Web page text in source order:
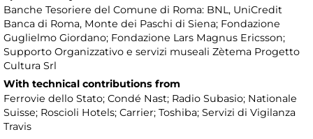
Banche Tesoriere del Comune di Roma: BNL, UniCredit
Banca di Roma, Monte dei Paschi di Siena; Fondazione
Guglielmo Giordano; Fondazione Lars Magnus Ericsson;
Supporto Organizzativo e servizi museali Zètema Progetto
Cultura Srl
With technical contributions from
Ferrovie dello Stato; Condé Nast; Radio Subasio; Nationale
Suisse; Roscioli Hotels; Carrier; Toshiba; Servizi di Vigilanza
Travis